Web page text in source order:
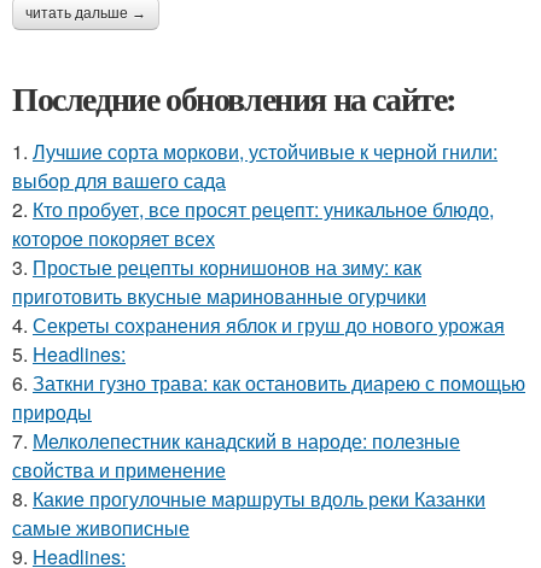
читать дальше →
Последние обновления на сайте:
1. Лучшие сорта моркови, устойчивые к черной гнили:
выбор для вашего сада
2. Кто пробует, все просят рецепт: уникальное блюдо,
которое покоряет всех
3. Простые рецепты корнишонов на зиму: как
приготовить вкусные маринованные огурчики
4. Секреты сохранения яблок и груш до нового урожая
5. Headlines:
6. Заткни гузно трава: как остановить диарею с помощью
природы
7. Мелколепестник канадский в народе: полезные
свойства и применение
8. Какие прогулочные маршруты вдоль реки Казанки
самые живописные
9. Headlines: